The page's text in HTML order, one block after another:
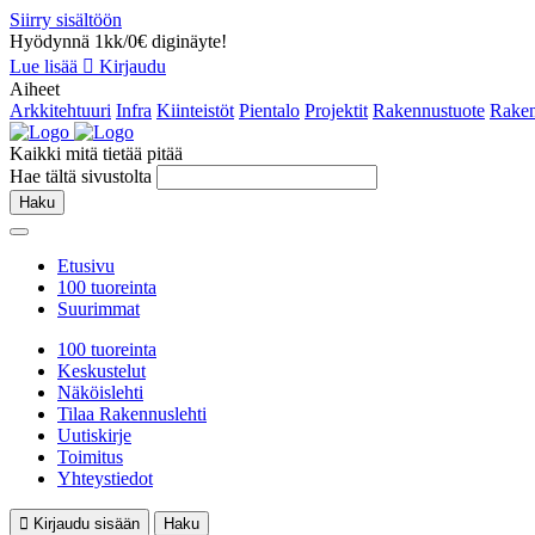
Siirry sisältöön
Hyödynnä 1kk/0€ diginäyte!
Lue lisää
Kirjaudu
Aiheet
Arkkitehtuuri Infra Kiinteistöt Pientalo Projektit Rakennustuote
Kaikki mitä tietää pitää
Hae tältä sivustolta
Haku
Etusivu
100 tuoreinta
Suurimmat
100 tuoreinta
Keskustelut
Näköislehti
Tilaa Rakennuslehti
Uutiskirje
Toimitus
Yhteystiedot
Kirjaudu sisään
Haku